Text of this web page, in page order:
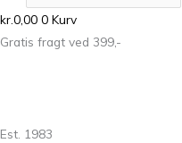
kr.0,00 0 Kurv
Gratis fragt ved 399,-
Est. 1983